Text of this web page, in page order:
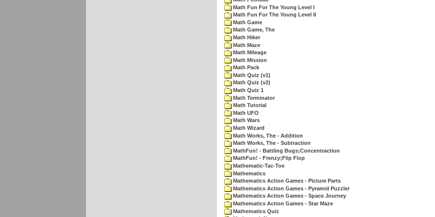
Math Fun For The Young Level I
Math Fun For The Young Level II
Math Game
Math Game, The
Math Hiker
Math Maze
Math Mileage
Math Mission
Math Pack
Math Quiz (v1)
Math Quiz (v2)
Math Quiz 1
Math Terminator
Math Tutorial
Math UFO
Math Wars
Math Wizard
Math Works, The - Addition
Math Works, The - Subtraction
MathFun! - Battling Bugs;Concentraction
MathFun! - Frenzy;Flip Flop
Mathematic-Tac-Toe
Mathematics
Mathematics Action Games - Picture Parts
Mathematics Action Games - Pyramid Puzzler
Mathematics Action Games - Space Journey
Mathematics Action Games - Star Maze
Mathematics Quiz